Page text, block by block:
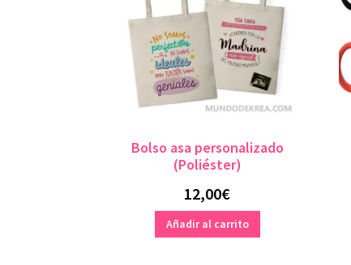
Bolso asa personalizado
(Poliéster)
12,00€
Añadir al carrito